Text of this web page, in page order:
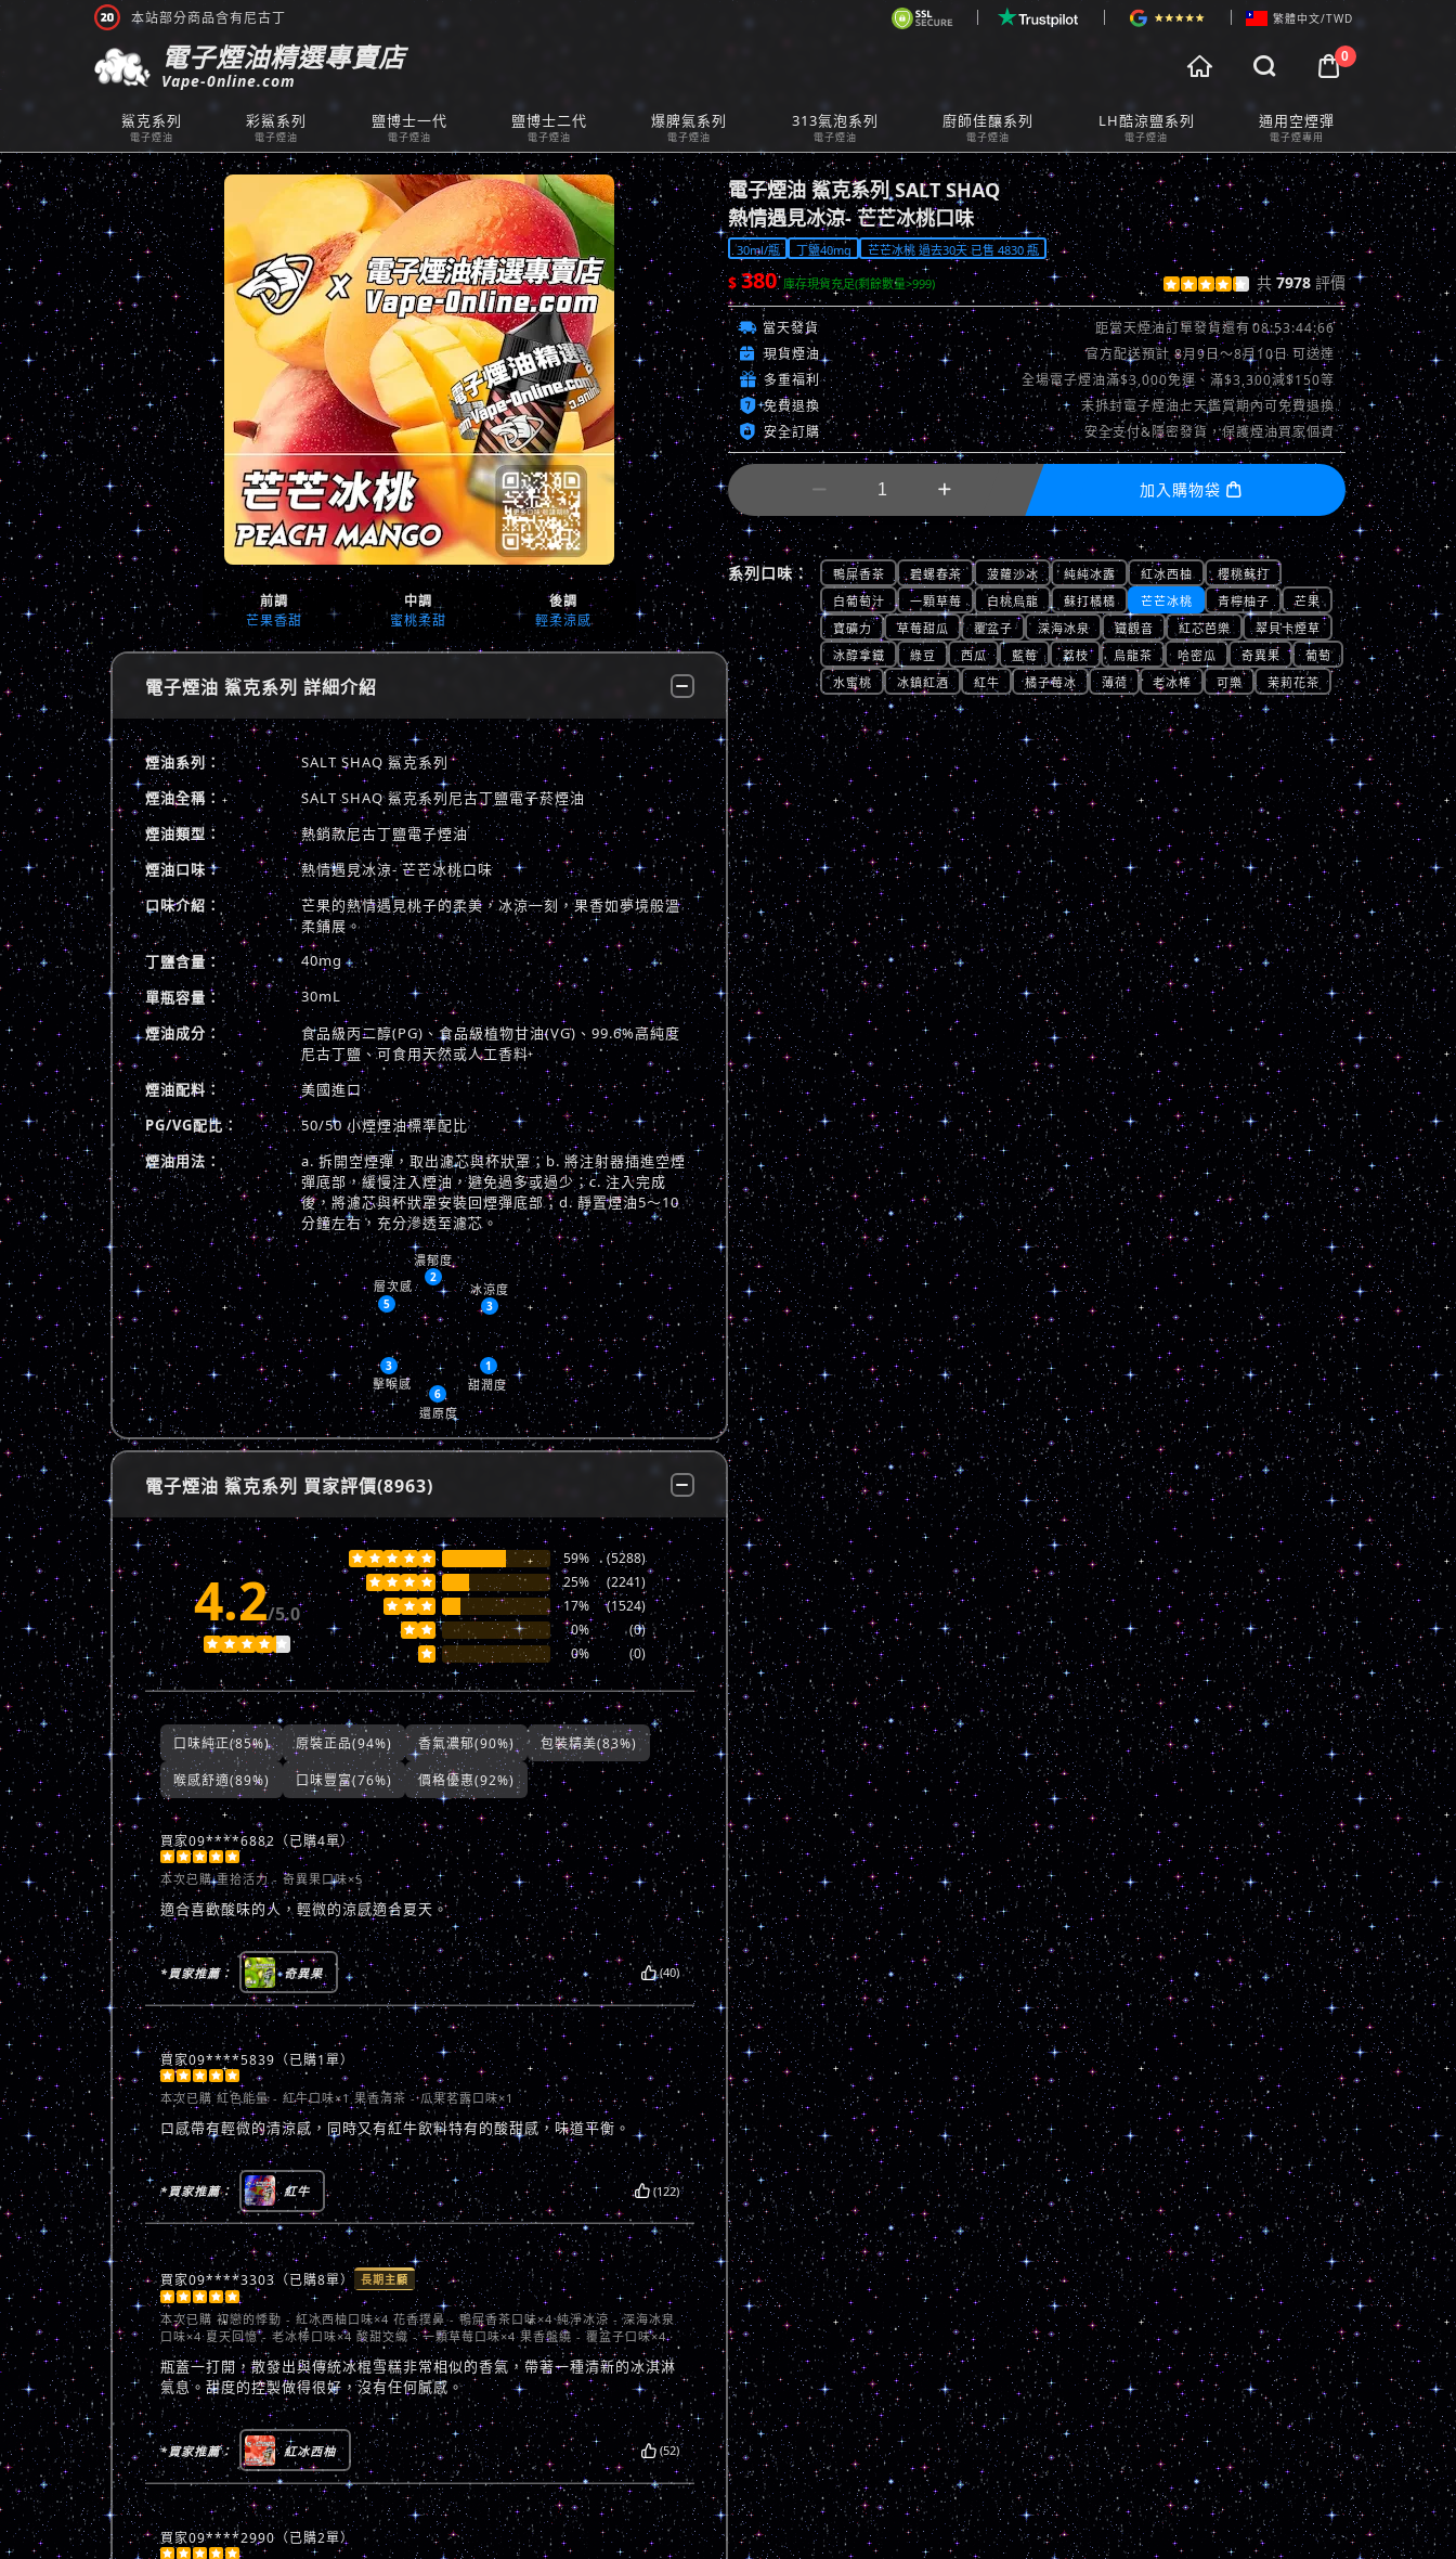
本站部分商品含有尼古丁 繁體中文/TWD
電子煙油精選專賣店
Vape-0nline.com
  0
購物車預覽
Cart Preview
鯊克系列
電子煙油
彩鯊系列
電子煙油
鹽博士一代
電子煙油
鹽博士二代
電子煙油
爆脾氣系列
電子煙油
313氣泡系列
電子煙油
廚師佳釀系列
電子煙油
LH酷涼鹽系列
電子煙油
通用空煙彈
電子煙專用
前調 中調
後調
芒果香甜
蜜桃柔甜 輕柔涼感
電子煙油 鯊克系列 詳細介紹
煙油系列：
SALT SHAQ 鯊克系列
煙油全稱：
SALT SHAQ 鯊克系列尼古丁鹽電子菸煙油
煙油類型：
熱銷款尼古丁鹽電子煙油
煙油口味：
熱情遇見冰涼- 芒芒冰桃口味
口味介紹：
芒果的熱情遇見桃子的柔美，冰涼一刻，果香如夢境般溫
柔鋪展。
丁鹽含量：
40mg
單瓶容量：
30mL
煙油成分：
食品級丙二醇(PG)、食品級植物甘油(VG)、99.6%高純度
尼古丁鹽、可食用天然或人工香料
煙油配料：
美國進口
PG/VG配比：
50/50 小煙煙油標準配比
煙油用法：
a. 拆開空煙彈，取出濾芯與杯狀罩；b. 將注射器插進空煙
彈底部，緩慢注入煙油，避免過多或過少；c. 注入完成
後，將濾芯與杯狀罩安裝回煙彈底部；d. 靜置煙油5～10
分鐘左右，充分滲透至濾芯。
2
3
1
6
3
5
濃郁度
冰涼度
甜潤度
還原度
擊喉感
層次感
電子煙油 鯊克系列 買家評價(8963)
4.2/5.0
    
     59% (5288)
    25% (2241)
   17% (1524)
  0% (0)
 0% (0)
口味純正(85%) 原裝正品(94%) 香氣濃郁(90%)
包裝精美(83%)
喉感舒適(89%)
口味豐富(76%) 價格優惠(92%)
買家09****6882（已購4單）
    
本次已購重拾活力 - 奇異果口味×5
適合喜歡酸味的人，輕微的涼感適合夏天。
*買家推薦： 奇異果 (40)
買家09****5839（已購1單）
    
本次已購紅色能量 - 紅牛口味×1 果香清茶 - 瓜果茗露口味×1
口感帶有輕微的清涼感，同時又有紅牛飲料特有的酸甜感，味道平衡。
*買家推薦： 紅牛 (122)
買家09****3303（已購8單） 長期主顧
    
本次已購 初戀的悸動 - 紅冰西柚口味×4 花香撲鼻 - 鴨屎香茶口味×4 純淨冰涼 - 深海冰泉
口味×4 夏天回憶 - 老冰棒口味×4 酸甜交織 - 一顆草莓口味×4 果香盤繞 - 覆盆子口味×4
瓶蓋一打開，散發出與傳統冰棍雪糕非常相似的香氣，帶著一種清新的冰淇淋
氣息。甜度的控製做得很好，沒有任何膩感。
*買家推薦： 紅冰西柚 (52)
買家09****2990（已購2單）
    
電子煙油 鯊克系列 SALT SHAQ
熱情遇見冰涼- 芒芒冰桃口味
30ml/瓶 丁鹽40mg 芒芒冰桃 過去30天 已售 4830 瓶
$380 庫存現貨充足(剩餘數量>999)      共7978 評價
查看評價 >>
 當天發貨 距當天煙油訂單發貨還有08:53:42:55
 現貨煙油 官方配送預計 8月9日～8月10日 可送達
 多重福利 全場電子煙油滿$3,000免運、滿$3,300減$150等
 免費退換 未拆封電子煙油七天鑑賞期內可免費退換
 安全訂購 安全支付&隱密發貨，保護煙油買家個資
  加入購物袋 
系列口味： 鴨屎香茶 碧螺春茶 菠蘿沙冰 純純冰露 紅冰西柚
櫻桃蘇打
白葡萄汁
一顆草莓 白桃烏龍 蘇打橘橘 芒芒冰桃 青檸柚子
芒果
寶礦力
草莓甜瓜 覆盆子 深海冰泉 鐵觀音 紅芯芭樂
翠貝卡煙草
冰醇拿鐵
綠豆 西瓜 藍莓 荔枝 烏龍茶 哈密瓜 奇異果
葡萄
水蜜桃
冰鎮紅酒 紅牛 橘子莓冰 薄荷 老冰棒 可樂 茉莉花茶